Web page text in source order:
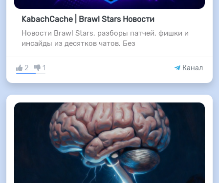
KabachCache | Brawl Stars Новости
Новости Brawl Stars, разборы патчей, фишки и
инсайды из десятков чатов. Без
2 1 Канал